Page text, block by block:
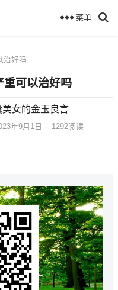
菜单
治好吗
重可以治好吗
女的金玉良言
年9月1日 · 1292阅读